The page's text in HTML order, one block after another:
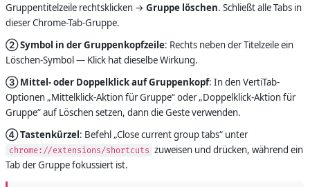
Gruppentitelzeile rechtsklicken → Gruppe löschen. Schließt alle Tabs in
dieser Chrome-Tab-Gruppe.
② Symbol in der Gruppenkopfzeile: Rechts neben der Titelzeile ein
Löschen-Symbol — Klick hat dieselbe Wirkung.
③ Mittel- oder Doppelklick auf Gruppenkopf: In den VertiTab-
Optionen „Mittelklick-Aktion für Gruppe“ oder „Doppelklick-Aktion für
Gruppe“ auf Löschen setzen, dann die Geste verwenden.
④ Tastenkürzel: Befehl „Close current group tabs“ unter
chrome://extensions/shortcuts zuweisen und drücken, während ein
Tab der Gruppe fokussiert ist.